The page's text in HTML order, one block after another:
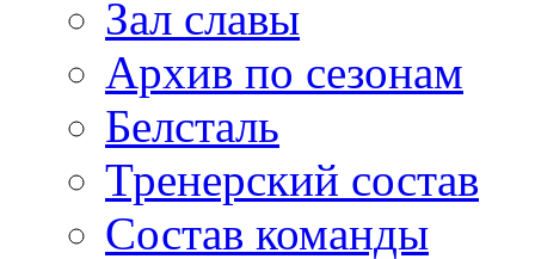
Зал славы
Архив по сезонам
Белсталь
Тренерский состав
Состав команды